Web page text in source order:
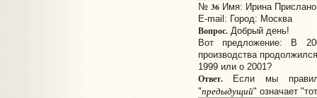
№ 36Имя: Ирина
E-mail: Город: Москва
Вопрос.Добрый день!
Вот предложение: В
производства
1999 или о 2001?
Ответ.Если мы
"предыдущий" означает